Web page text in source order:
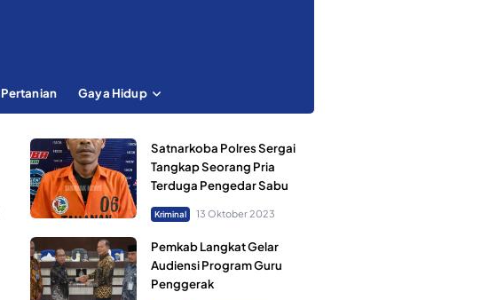
Pertanian Gaya Hidup
Satnarkoba Polres Sergai
Tangkap Seorang Pria
Terduga Pengedar Sabu
Kriminal 13 Oktober 2023
Pemkab Langkat Gelar
Audiensi Program Guru
Penggerak